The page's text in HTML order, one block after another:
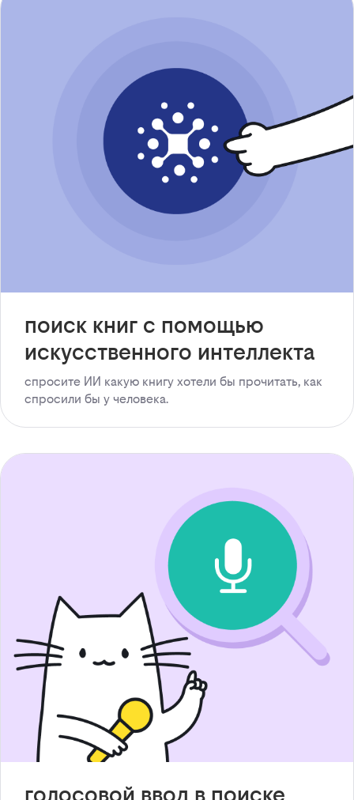
поиск книг с помощью
искусственного интеллекта
спросите ИИ какую книгу хотели бы прочитать, как
спросили бы у человека.
голосовой ввод в поиске